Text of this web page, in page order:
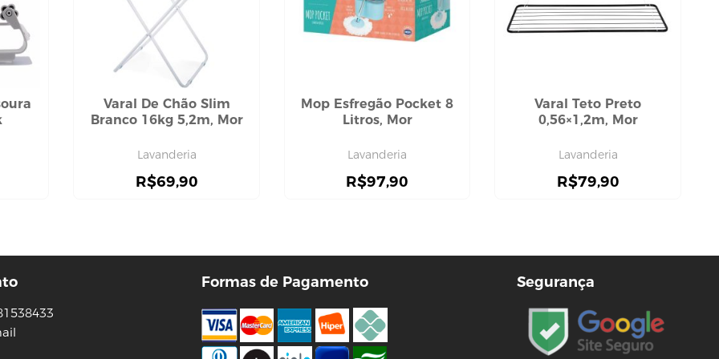
Varal De Chão Slim
Branco 16kg 5,2m, Mor
Lavanderia
R$69,90
Mop Esfregão Pocket 8
Litros, Mor
Lavanderia
R$97,90
Varal Teto Preto
0,56×1,2m, Mor
Lavanderia
R$79,90
Formas de Pagamento Segurança